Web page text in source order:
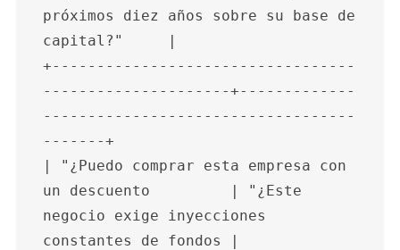
próximos diez años sobre su base de
capital?"     |
+----------------------------------
---------------------+-------------
-----------------------------------
-------+
| "¿Puedo comprar esta empresa con
un descuento         | "¿Este
negocio exige inyecciones
constantes de fondos |